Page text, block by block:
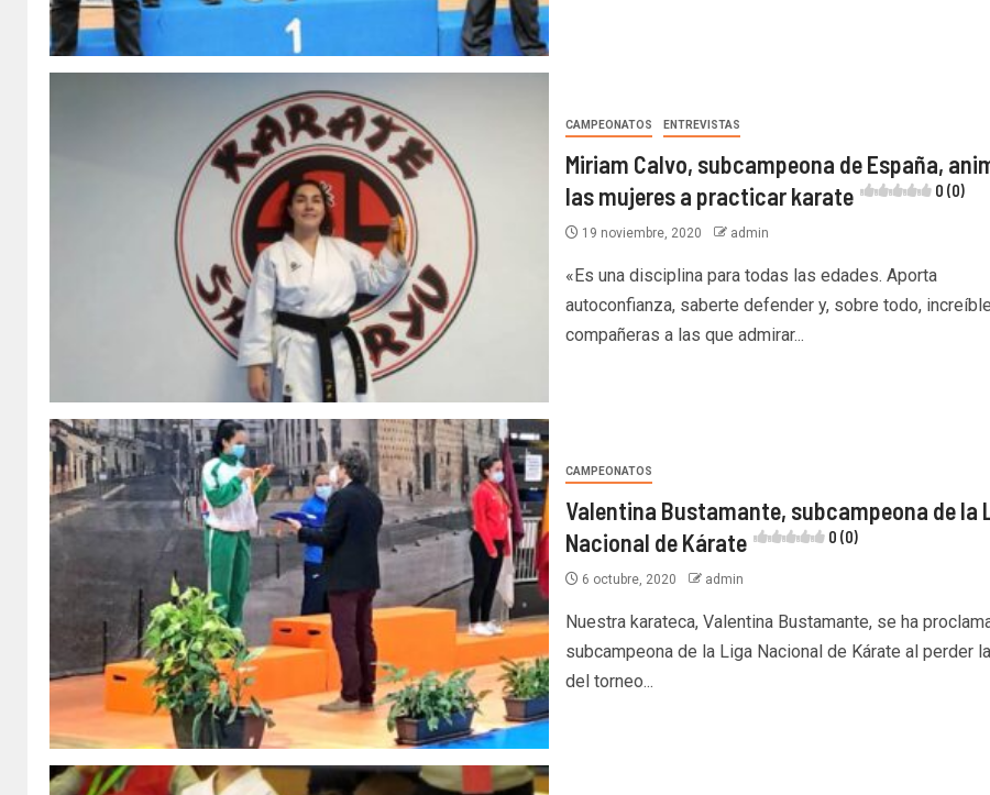
CAMPEONATOS ENTREVISTAS
Miriam Calvo, subcampeona de España,
las mujeres a practicar karate
0 (0)
19 noviembre, 2020 admin
«Es una disciplina para todas las edades. Aporta
autoconfianza, saberte defender y, sobre todo,
compañeras a las que admirar...
CAMPEONATOS
Valentina Bustamante, subcampeona de la
Nacional de Kárate
0 (0)
6 octubre, 2020 admin
Nuestra karateca, Valentina Bustamante, se ha
subcampeona de la Liga Nacional de Kárate al perder
del torneo...